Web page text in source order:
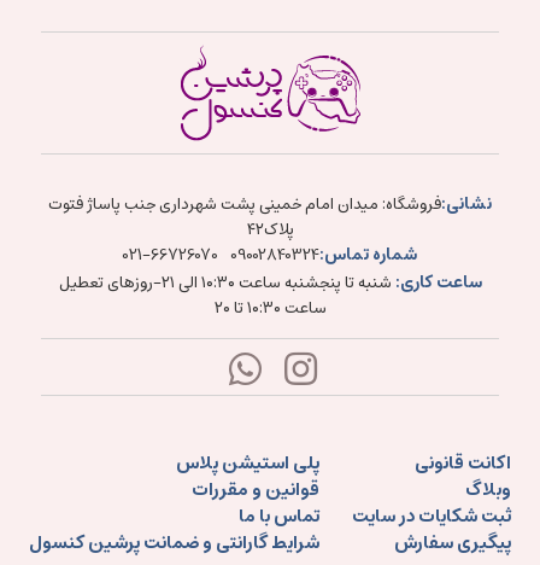
نشانی:فروشگاه: میدان امام خمینی پشت شهرداری جنب پاساژ فتوت
پلاک۴۲
شماره تماس:09002840324
021-66726070
ساعت کاری:
شنبه تا پنجشنبه ساعت ۱۰:۳۰ الی ۲۱-روزهای تعطیل
ساعت ۱۰:۳۰ تا ۲۰
اکانت قانونی
پلی استیشن پلاس
وبلاگ
قوانین و مقررات
ثبت شکایات در سایت
تماس با ما
پیگیری سفارش
شرایط گارانتی و ضمانت پرشین کنسول